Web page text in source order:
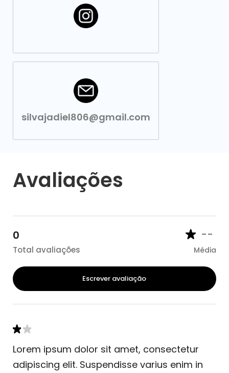
silvajadiel806@gmail.com
Avaliações
0
Total avaliações
--
Média
Escrever avaliação
Lorem ipsum dolor sit amet, consectetur
adipiscing elit. Suspendisse varius enim in